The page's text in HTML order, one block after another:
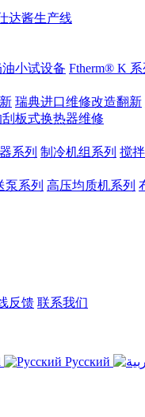
达酱生产线
小试设备 Ftherm® K
瑞典进口维修改造翻新
板式换热器维修
系列 制冷机组系列 搅
泵系列 高压均质机系列
反馈 联系我们
Русский